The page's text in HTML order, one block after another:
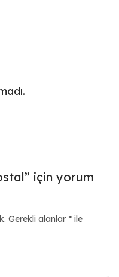
için yorum
Gerekli alanlar * ile